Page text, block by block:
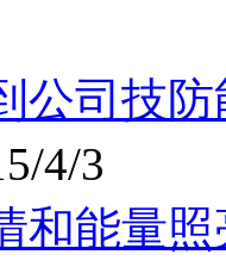
公司技
4/3
和能量